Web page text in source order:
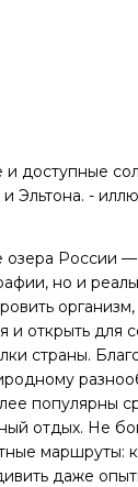
России —
но и
организм,
и открыть для
страны.
популярны
отдых. Не
маршруты:
даже